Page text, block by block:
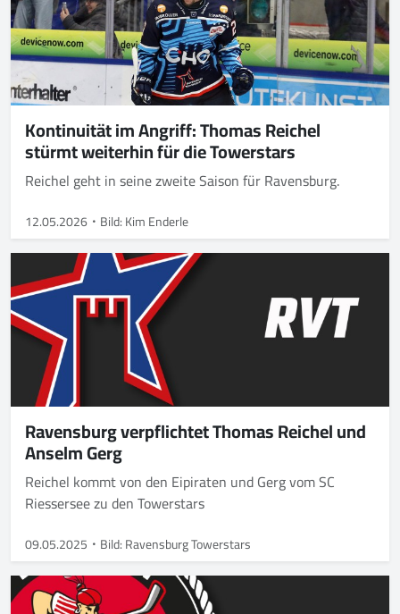
Kontinuität im Angriff: Thomas Reichel
stürmt weiterhin für die Towerstars
Reichel geht in seine zweite Saison für Ravensburg.
12.05.2026 Bild: Kim Enderle
Ravensburg verpflichtet Thomas Reichel und
Anselm Gerg
Reichel kommt von den Eipiraten und Gerg vom SC
Riessersee zu den Towerstars
09.05.2025 Bild: Ravensburg Towerstars